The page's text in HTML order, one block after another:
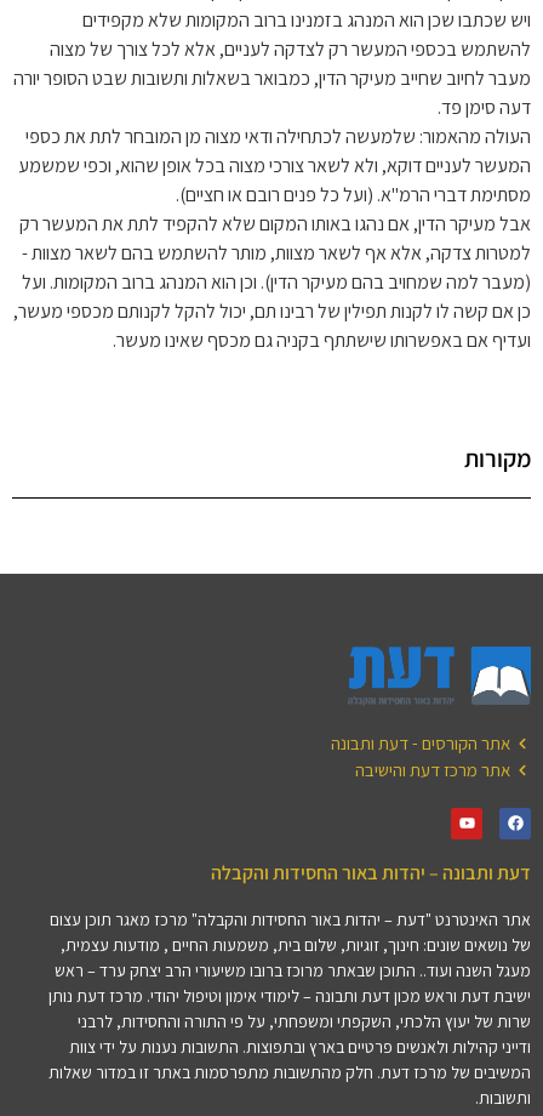
ויש שכתבו שכן הוא המנהג בזמנינו ברוב המקומות שלא מקפידים
להשתמש בכספי המעשר רק לצדקה לעניים, אלא לכל צורך של מצוה
מעבר לחיוב שחייב מעיקר הדין, כמבואר בשאלות ותשובות שבט הסופר יורה
דעה סימן פד.
העולה מהאמור: שלמעשה לכתחילה ודאי מצוה מן המובחר לתת את כספי
המעשר לעניים דוקא, ולא לשאר צורכי מצוה בכל אופן שהוא, וכפי שמשמע
מסתימת דברי הרמ"א. (ועל כל פנים רובם או חציים).
אבל מעיקר הדין, אם נהגו באותו המקום שלא להקפיד לתת את המעשר רק
למטרות צדקה, אלא אף לשאר מצוות, מותר להשתמש בהם לשאר מצוות -
(מעבר למה שמחויב בהם מעיקר הדין). וכן הוא המנהג ברוב המקומות. ועל
כן אם קשה לו לקנות תפילין של רבינו תם, יכול להקל לקנותם מכספי מעשר,
ועדיף אם באפשרותו שישתתף בקניה גם מכסף שאינו מעשר.
מקורות
אתר הקורסים - דעת ותבונה
אתר מרכז דעת והישיבה
דעת ותבונה – יהדות באור החסידות והקבלה
אתר האינטרנט "דעת – יהדות באור החסידות והקבלה" מרכז מאגר תוכן עצום
של נושאים שונים: חינוך, זוגיות, שלום בית, משמעות החיים , מודעות עצמית,
מעגל השנה ועוד.. התוכן שבאתר מרוכז ברובו משיעורי הרב יצחק ערד – ראש
ישיבת דעת וראש מכון דעת ותבונה – לימודי אימון וטיפול יהודי. מרכז דעת נותן
שרות של יעוץ הלכתי, השקפתי ומשפחתי, על פי התורה והחסידות, לרבני
ודייני קהילות ולאנשים פרטיים בארץ ובתפוצות. התשובות נענות על ידי צוות
המשיבים של מרכז דעת. חלק מהתשובות מתפרסמות באתר זו במדור שאלות
ותשובות.